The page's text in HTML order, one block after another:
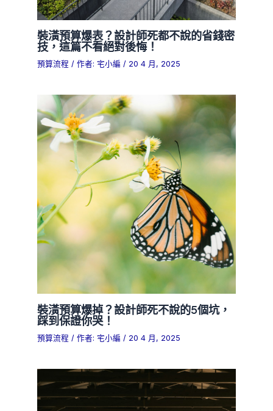
裝潢預算爆表？設計師死都不說的省錢密
技，這篇不看絕對後悔！
預算流程 / 作者: 宅小編/ 20 4 月, 2025
裝潢預算爆掉？設計師死不說的5個坑，
踩到保證你哭！
預算流程 / 作者: 宅小編 / 20 4 月, 2025